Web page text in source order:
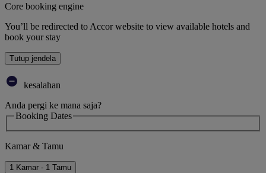
Core booking engine
You’ll be redirected to Accor website to view available hotels and
book your stay
Tutup jendela
kesalahan
Anda pergi ke mana saja?
Booking Dates
Kamar & Tamu
1 Kamar - 1 Tamu